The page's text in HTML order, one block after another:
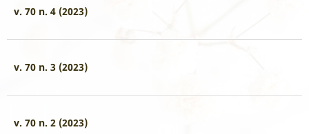
v. 70 n. 4 (2023)
v. 70 n. 3 (2023)
v. 70 n. 2 (2023)